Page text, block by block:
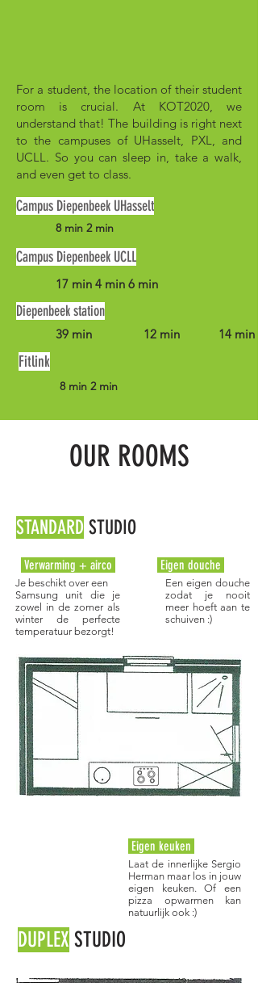
For a student, the location of their student
room is crucial. At KOT2020, we
understand that! The building is right next
to the campuses of UHasselt, PXL, and
UCLL. So you can sleep in, take a walk,
and even get to class.
Campus Diepenbeek UHasselt
8 min 2 min
Campus Diepenbeek UCLL
17 min 4 min 6 min
39 min 12 min 14 min
Diepenbeek station
Fitlink
8 min 2 min
OUR ROOMS
STANDARD STUDIO
Verwarming + airco Eigen douche
Je beschikt over een
Samsung unit die je
zowel in de zomer als
winter de perfecte
temperatuur bezorgt!
Een eigen douche
zodat je nooit
meer hoeft aan te
schuiven :)
Eigen keuken
Laat de innerlijke Sergio
Herman maar los in jouw
eigen keuken. Of een
pizza opwarmen kan
natuurlijk ook :)
DUPLEX STUDIO